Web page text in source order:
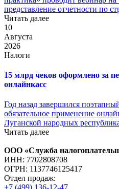
представление отчетности по
Читать далее
10
Августа
2026
Налоги
15 млрд чеков оформлено за
онлайнкасс
Год назад завершился
обязательное применение
Луганской народных
Читать далее
ООО «Служба
ИНН: 7702808708
ОГРН: 1137746125417
Отдел продаж: